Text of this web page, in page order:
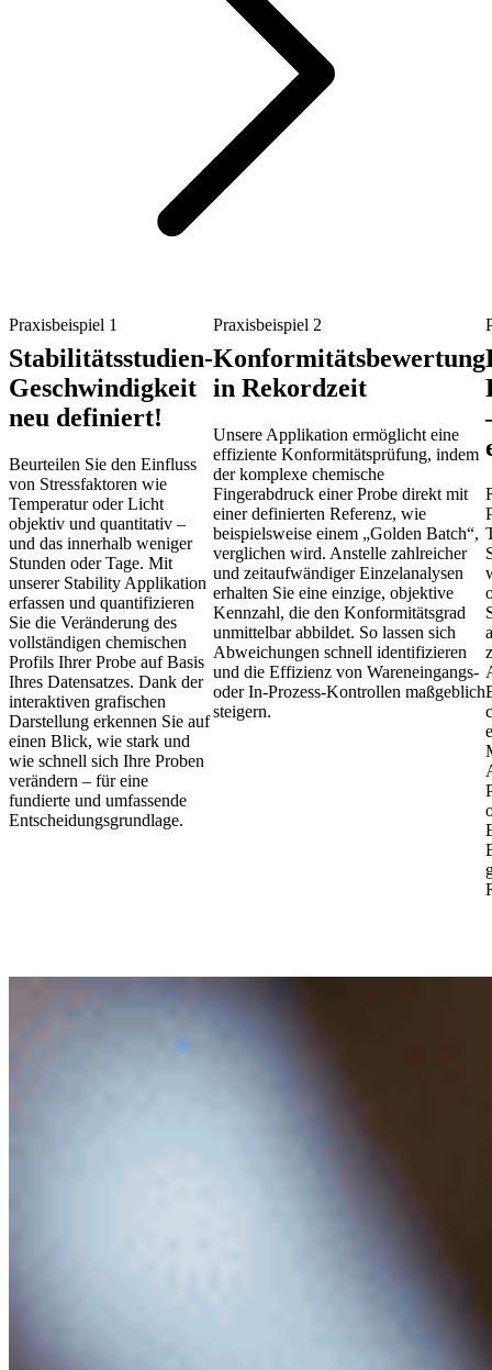
Praxisbeispiel 1
Stabilitätsstudien-
Geschwindigkeit
neu definiert!
Beurteilen Sie den Einfluss
von Stressfaktoren wie
Temperatur oder Licht
objektiv und quantitativ –
und das innerhalb weniger
Stunden oder Tage. Mit
unserer Stability Applikation
erfassen und quantifizieren
Sie die Veränderung des
vollständigen chemischen
Profils Ihrer Probe auf Basis
Ihres Datensatzes. Dank der
interaktiven grafischen
Darstellung erkennen Sie auf
einen Blick, wie stark und
wie schnell sich Ihre Proben
verändern – für eine
fundierte und umfassende
Entscheidungsgrundlage.
Praxisbeispiel 2
Konformitätsbewertung
in Rekordzeit
Unsere Applikation ermöglicht eine
effiziente Konformitätsprüfung, indem
der komplexe chemische
Fingerabdruck einer Probe direkt mit
einer definierten Referenz, wie
beispielsweise einem „Golden Batch“,
verglichen wird. Anstelle zahlreicher
und zeitaufwändiger Einzelanalysen
erhalten Sie eine einzige, objektive
Kennzahl, die den Konformitätsgrad
unmittelbar abbildet. So lassen sich
Abweichungen schnell identifizieren
und die Effizienz von Wareneingangs-
oder In-Prozess-Kontrollen maßgeblich
steigern.